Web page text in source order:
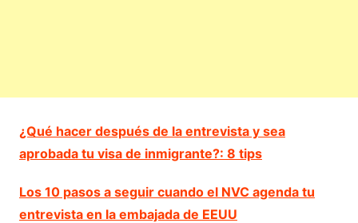
¿Qué hacer después de la entrevista y sea
aprobada tu visa de inmigrante?: 8 tips
Los 10 pasos a seguir cuando el NVC agenda tu
entrevista en la embajada de EEUU